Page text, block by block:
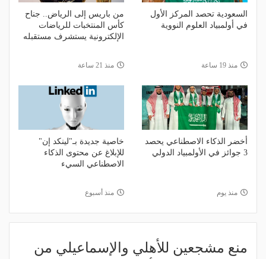
السعودية تحصد المركز الأول
في أولمبياد العلوم النووية
منذ 19 ساعة
من باريس إلى الرياض.. جناح
كأس المنتخبات للرياضات
الإلكترونية يستشرف مستقبله
منذ 21 ساعة
أخضر الذكاء الاصطناعي يحصد
3 جوائز في الأولمبياد الدولي
منذ يوم
خاصية جديدة بـ"لينكد إن"
للإبلاغ عن محتوى الذكاء
الاصطناعي السيء
منذ أسبوع
منع مشجعين للأهلي والإسماعيلي من